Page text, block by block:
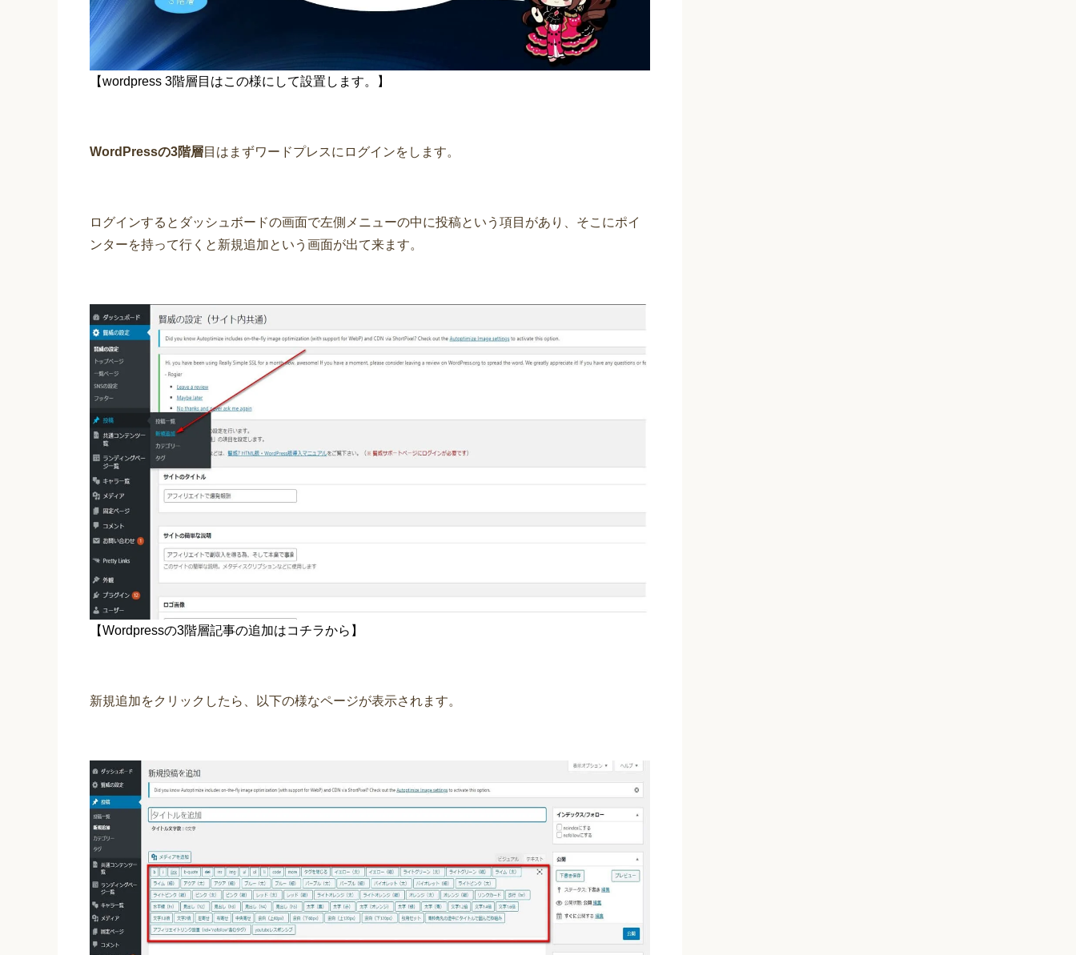
【wordpress 3階層目はこの様にして設置します。】
WordPressの3階層目はまずワードプレスにログインをします。
ログインするとダッシュボードの画面で左側メニューの中に投稿という項目があり、そこにポイ
ンターを持って行くと新規追加という画面が出て来ます。
【Wordpressの3階層記事の追加はコチラから】
新規追加をクリックしたら、以下の様なページが表示されます。